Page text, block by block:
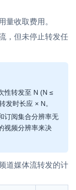
量收取费用。
，但未停止转发任
性转发至 N (N ≤
发时长应 × N。
订阅集合分辨率无
视频分辨率来决
道媒体流转发的计